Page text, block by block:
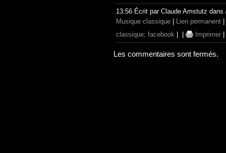
13:56 Écrit par Claude Amstutz dans
Musique classique
Lien permanent
classique; facebook
Imprimer
Les commentaires sont fermés.